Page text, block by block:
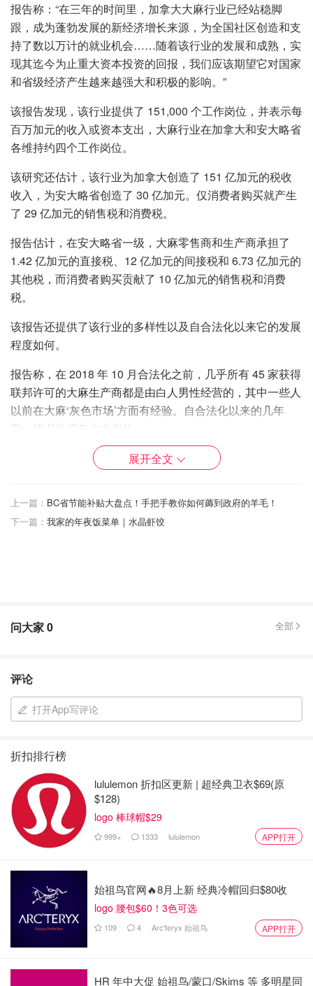
报告称：“在三年的时间里，加拿大大麻行业已经站稳脚
跟，成为蓬勃发展的新经济增长来源，为全国社区创造和支
持了数以万计的就业机会……随着该行业的发展和成熟，实
现其迄今为止重大资本投资的回报，我们应该期望它对国家
和省级经济产生越来越强大和积极的影响。”
该报告发现，该行业提供了 151,000 个工作岗位，并表示每
百万加元的收入或资本支出，大麻行业在加拿大和安大略省
各维持约四个工作岗位。
该研究还估计，该行业为加拿大创造了 151 亿加元的税收
收入，为安大略省创造了 30 亿加元。仅消费者购买就产生
了 29 亿加元的销售税和消费税。
报告估计，在安大略省一级，大麻零售商和生产商承担了
1.42 亿加元的直接税、12 亿加元的间接税和 6.73 亿加元的
其他税，而消费者购买贡献了 10 亿加元的销售税和消费
税。
该报告还提供了该行业的多样性以及自合法化以来它的发展
程度如何。
报告称，在 2018 年 10 月合法化之前，几乎所有 45 家获得
联邦许可的大麻生产商都是由白人男性经营的，其中一些人
以前在大麻‘灰色市场’方面有经验。自合法化以来的几年
里，情况并没有太大变化。
该报告指出，药物政策评估中心和多伦多大学在 2020 年进
该报告基于来自 222 家公司的 700 名高管和董事的反馈，
裔和黑人。
加拿大经济复苏！2021年底加拿大经
支出和房地产贡献最大！
2025年加拿大通货膨胀率攻略 - 7月降
至1.7%！汽油价格下跌，食品价格仍
将上涨！
省钱君 2.7w 5
2022安省财政预算公布，赤字将膨胀
到199亿加元！安省将为年收入低于
$5w人群减税，居家养老护理税收抵免
最高$6000!
展开全文
上一篇： BC省节能补贴大盘点！手把手教你如何薅到政府的羊毛！
下一篇： 我家的年夜饭菜单｜水晶虾饺
问大家0 全部
评论
打开App写评论
折扣排行榜
lululemon 折扣区更新 | 超经典卫衣$69(原
$128)
logo 棒球帽$29
999+ 1333 lululemon APP打开
始祖鸟官网🔥8月上新 经典冷帽回归$80收
logo 腰包$60！3色可选
109 4 Arc'teryx 始祖鸟 APP打开
HR 年中大促 始祖鸟/蒙口/Skims 等 多明星同